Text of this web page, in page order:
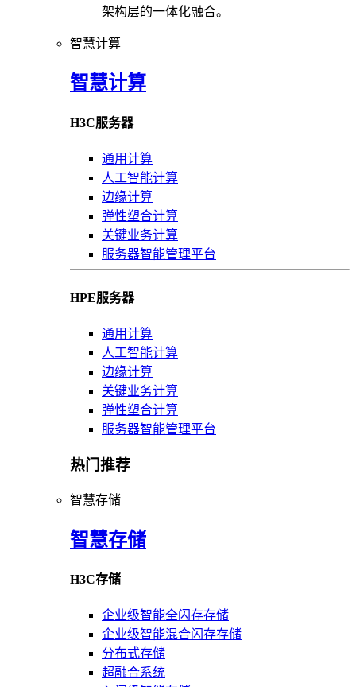
架构层的一体化融合。
智慧计算
智慧计算
H3C服务器
通用计算
人工智能计算
边缘计算
弹性塑合计算
关键业务计算
服务器智能管理平台
HPE服务器
通用计算
人工智能计算
边缘计算
关键业务计算
弹性塑合计算
服务器智能管理平台
热门推荐
智慧存储
智慧存储
H3C存储
企业级智能全闪存存储
企业级智能混合闪存存储
分布式存储
超融合系统